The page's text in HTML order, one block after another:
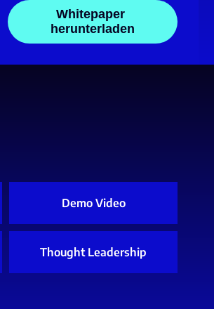
Demo Video
Thought Leadership